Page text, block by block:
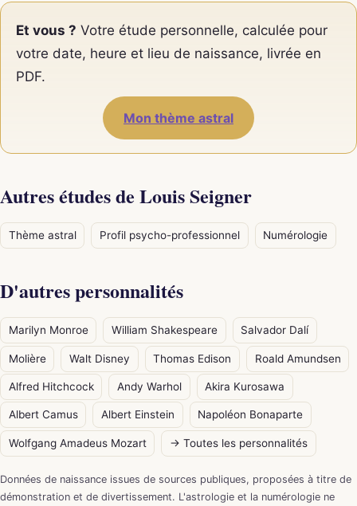
Et vous ? Votre étude personnelle, calculée pour
votre date, heure et lieu de naissance, livrée en
PDF.
Mon thème astral
Autres études de Louis Seigner
Thème astral Profil psycho-professionnel Numérologie
D'autres personnalités
Marilyn Monroe William Shakespeare Salvador Dalí
Molière Walt Disney Thomas Edison Roald Amundsen
Alfred Hitchcock Andy Warhol Akira Kurosawa
Albert Camus Albert Einstein Napoléon Bonaparte
Wolfgang Amadeus Mozart → Toutes les personnalités
Données de naissance issues de sources publiques, proposées à titre de
démonstration et de divertissement. L'astrologie et la numérologie ne